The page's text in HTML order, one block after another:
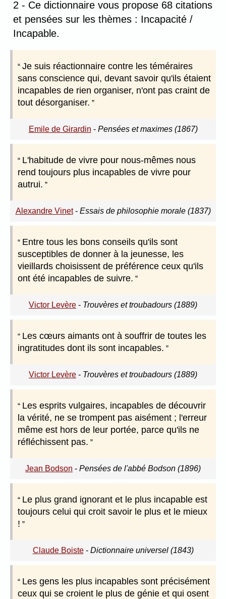
2 - Ce dictionnaire vous propose 68 citations
et pensées sur les thèmes : Incapacité /
Incapable.
Je suis réactionnaire contre les téméraires
sans conscience qui, devant savoir qu'ils étaient
incapables de rien organiser, n'ont pas craint de
tout désorganiser.
Emile de Girardin - Pensées et maximes (1867)
L'habitude de vivre pour nous-mêmes nous
rend toujours plus incapables de vivre pour
autrui.
Alexandre Vinet- Essais de philosophie morale (1837)
Entre tous les bons conseils qu'ils sont
susceptibles de donner à la jeunesse, les
vieillards choisissent de préférence ceux qu'ils
ont été incapables de suivre.
Victor Levère - Trouvères et troubadours (1889)
Les cœurs aimants ont à souffrir de toutes les
ingratitudes dont ils sont incapables.
Victor Levère - Trouvères et troubadours (1889)
Les esprits vulgaires, incapables de découvrir
la vérité, ne se trompent pas aisément ; l'erreur
même est hors de leur portée, parce qu'ils ne
réfléchissent pas.
Jean Bodson - Pensées de l'abbé Bodson (1896)
Le plus grand ignorant et le plus incapable est
toujours celui qui croit savoir le plus et le mieux
!
Claude Boiste- Dictionnaire universel (1843)
Les gens les plus incapables sont précisément
ceux qui se croient le plus de génie et qui osent